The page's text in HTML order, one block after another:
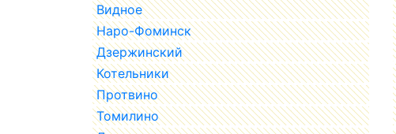
Видное
Наро-Фоминск
Дзержинский
Котельники
Протвино
Томилино